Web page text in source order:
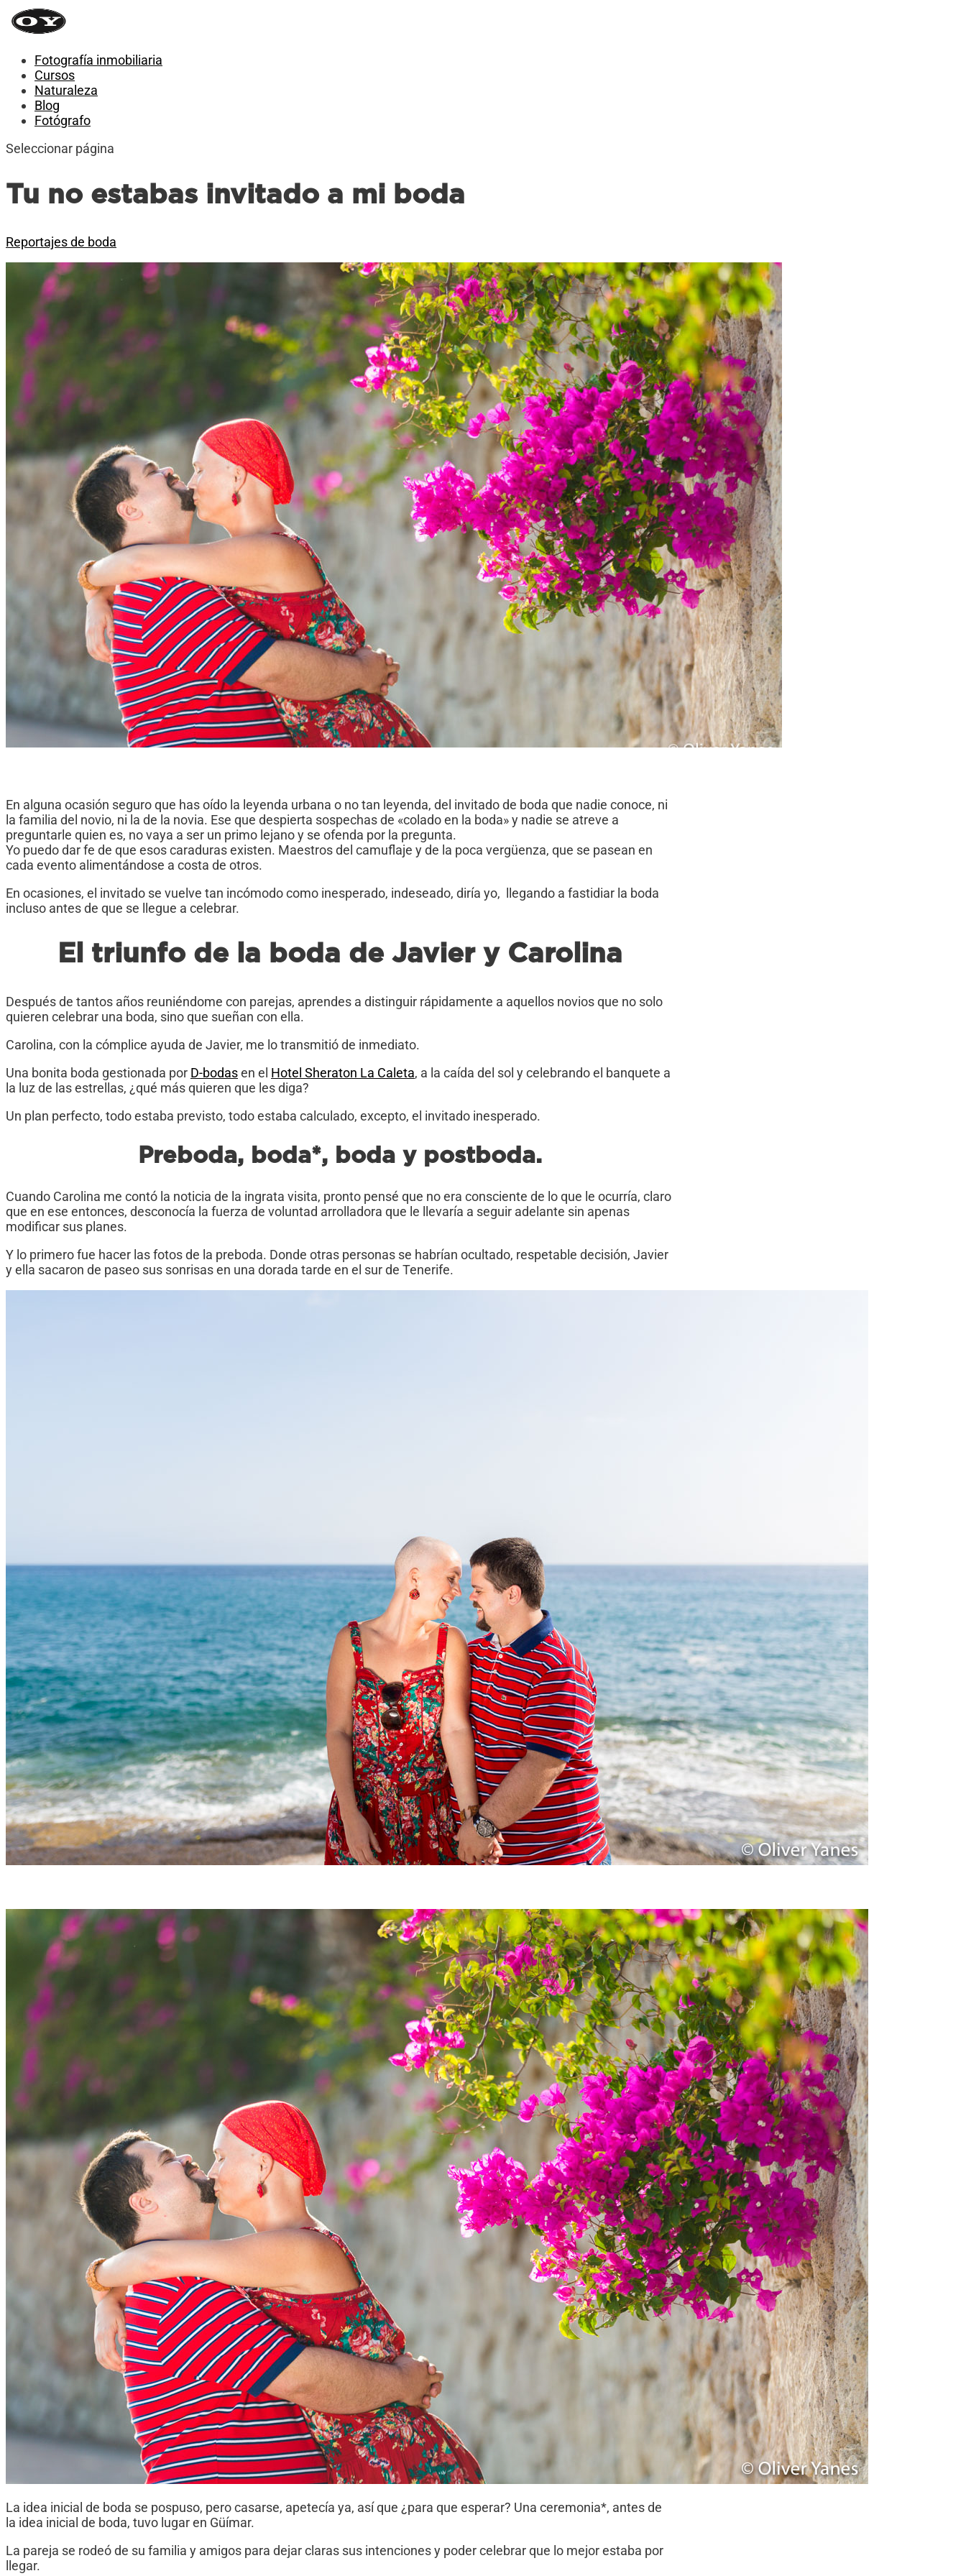
Fotografía inmobiliaria
Cursos
Naturaleza
Blog
Fotógrafo
Seleccionar página
Tu no estabas invitado a mi boda
Reportajes de boda
En alguna ocasión seguro que has oído la leyenda urbana o no tan leyenda, del invitado de boda que nadie conoce, ni
la familia del novio, ni la de la novia. Ese que despierta sospechas de «colado en la boda» y nadie se atreve a
preguntarle quien es, no vaya a ser un primo lejano y se ofenda por la pregunta.
Yo puedo dar fe de que esos caraduras existen. Maestros del camuflaje y de la poca vergüenza, que se pasean en
cada evento alimentándose a costa de otros.
En ocasiones, el invitado se vuelve tan incómodo como inesperado, indeseado, diría yo, llegando a fastidiar la boda
incluso antes de que se llegue a celebrar.
El triunfo de la boda de Javier y Carolina
Después de tantos años reuniéndome con parejas, aprendes a distinguir rápidamente a aquellos novios que no solo
quieren celebrar una boda, sino que sueñan con ella.
Carolina, con la cómplice ayuda de Javier, me lo transmitió de inmediato.
Una bonita boda gestionada por D-bodasen el Hotel Sheraton La Caleta, a la caída del sol y celebrando el banquete a
la luz de las estrellas, ¿qué más quieren que les diga?
Un plan perfecto, todo estaba previsto, todo estaba calculado, excepto, el invitado inesperado.
Preboda, boda*, boda y postboda.
Cuando Carolina me contó la noticia de la ingrata visita, pronto pensé que no era consciente de lo que le ocurría, claro
que en ese entonces, desconocía la fuerza de voluntad arrolladora que le llevaría a seguir adelante sin apenas
modificar sus planes.
Y lo primero fue hacer las fotos de la preboda. Donde otras personas se habrían ocultado, respetable decisión, Javier
y ella sacaron de paseo sus sonrisas en una dorada tarde en el sur de Tenerife.
La idea inicial de boda se pospuso, pero casarse, apetecía ya, así que ¿para que esperar? Una ceremonia*, antes de
la idea inicial de boda, tuvo lugar en Güímar.
La pareja se rodeó de su familia y amigos para dejar claras sus intenciones y poder celebrar que lo mejor estaba por
llegar.